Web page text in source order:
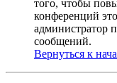
того, чтобы
конференций
администратор
сообщений.
Вернуться к